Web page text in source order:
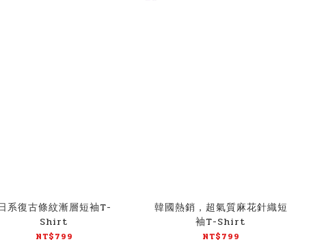
系復古條紋漸層短袖T-
Shirt
NT$799
韓國熱銷，超氣質麻花針織短
袖T-Shirt
NT$799